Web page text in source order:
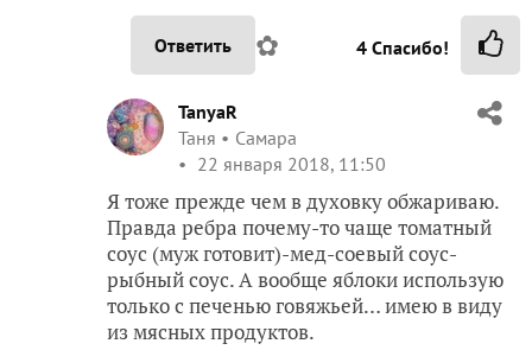
Ответить ✿ 4 Спасибо!
TanyaR
Таня
Самара
22 января 2018, 11:50
Я тоже прежде чем в духовку обжариваю.
Правда ребра почему-то чаще томатный
соус (муж готовит)-мед-соевый соус-
рыбный соус. А вообще яблоки использую
только с печенью говяжьей… имею в виду
из мясных продуктов.